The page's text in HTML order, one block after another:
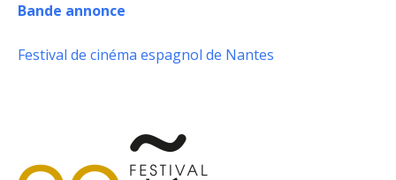
Bande annonce
Festival de cinéma espagnol de Nantes